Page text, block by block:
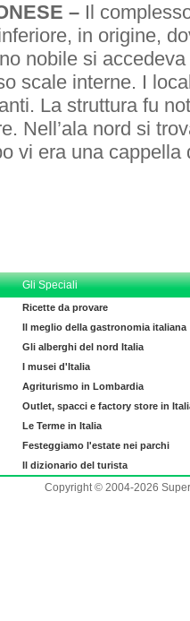
– Il
in origine,
nobile si
scale interne. I
La struttura fu
Nell’ala nord si
vi era una
Gli Speciali
Ricette da provare
Il meglio della gastronomia italiana
Gli alberghi del nord Italia
I musei d'Italia
Agriturismo in Lombardia
Outlet, spacci e factory store in
Le Terme in Italia
Festeggiamo l'estate nei parchi
Il dizionario del turista
Copyright © 2004-2026